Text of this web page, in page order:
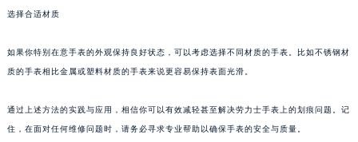
选择合适材质
如果你特别在意手表的外观保持良好状态，可以考虑选择不同材质的手表。比如不锈钢材
质的手表相比金属或塑料材质的手表来说更容易保持表面光滑。
通过上述方法的实践与应用，相信你可以有效减轻甚至解决劳力士手表上的划痕问题。记
住，在面对任何维修问题时，请务必寻求专业帮助以确保手表的安全与质量。